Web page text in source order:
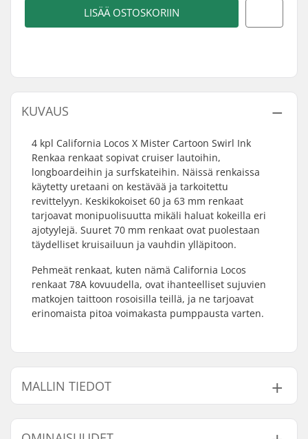
LISÄÄ OSTOSKORIIN
KUVAUS
4 kpl California Locos X Mister Cartoon Swirl Ink
Renkaa renkaat sopivat cruiser lautoihin,
longboardeihin ja surfskateihin. Näissä renkaissa
käytetty uretaani on kestävää ja tarkoitettu
revittelyyn. Keskikokoiset 60 ja 63 mm renkaat
tarjoavat monipuolisuutta mikäli haluat kokeilla eri
ajotyylejä. Suuret 70 mm renkaat ovat puolestaan
täydelliset kruisailuun ja vauhdin ylläpitoon.
Pehmeät renkaat, kuten nämä California Locos
renkaat 78A kovuudella, ovat ihanteelliset sujuvien
matkojen taittoon rosoisilla teillä, ja ne tarjoavat
erinomaista pitoa voimakasta pumppausta varten.
MALLIN TIEDOT